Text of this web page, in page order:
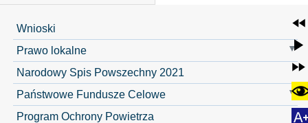
Wnioski
Prawo lokalne
Narodowy Spis Powszechny 2021
Państwowe Fundusze Celowe
Program Ochrony Powietrza